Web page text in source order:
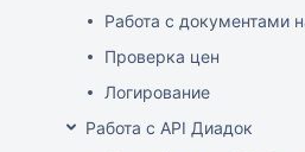
Работа с документами
Проверка цен
Логирование
Работа с API Диадок